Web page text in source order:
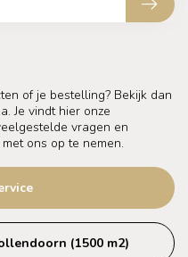
of je bestelling? Bekijk dan
Je vindt hier onze
vragen en
ons op te nemen.
(1500 m2)